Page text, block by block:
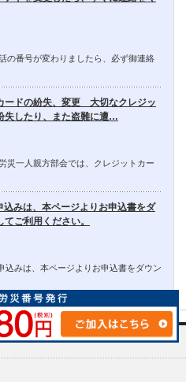
の番号が変わりましたら、必ず御連絡
ードの紛失、変更 大切なクレジッ
失したり、また盗難に遭…
災一人親方部会では、クレジットカー
込みは、本ページよりお申込書をダ
てご利用ください。
込みは、本ページよりお申込書をダウン